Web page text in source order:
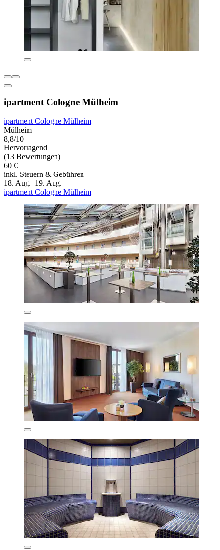
ipartment Cologne Mülheim
ipartment Cologne Mülheim
Mülheim
8,8/10
Hervorragend
(13 Bewertungen)
60 €
inkl. Steuern & Gebühren
18. Aug.–19. Aug.
ipartment Cologne Mülheim